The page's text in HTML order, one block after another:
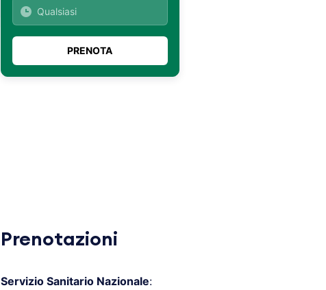
Prenotazioni
Servizio Sanitario Nazionale: